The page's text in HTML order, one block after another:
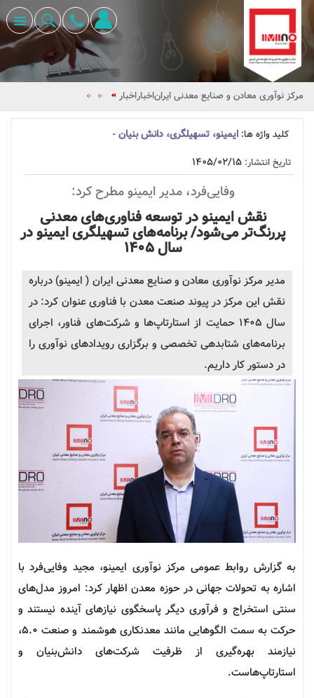
مرکز نوآوری معادن و صنایع معدنی ایراناخباراخبار
کلید واژه ها: ایمینو، تسهیلگری، دانش بنیان-
تاریخ انتشار: ۱۴۰۵/۰۲/۱۵
وفایی‌فرد، مدیر ایمینومطرح کرد:
نقشایمینودر توسعه فناوری‌های معدنی
پررنگ‌تر می‌شود/ برنامه‌هایتسهیلگریایمینودر
سال ۱۴۰۵
مدیر مرکز نوآوری معادن و صنایع معدنی ایران ( ایمینو) درباره
نقش این مرکز در پیوند صنعت معدن با فناوری عنوان کرد: در
سال ۱۴۰۵ حمایت از استارتاپ‌ها و شرکت‌های فناور، اجرای
برنامه‌های شتابدهی تخصصی و برگزاری رویدادهای نوآوری را
در دستور کار داریم.
به گزارش روابط عمومی مرکز نوآوری ایمینو، مجید وفایی‌فرد با
اشاره به تحولات جهانی در حوزه معدن اظهار کرد: امروز مدل‌های
سنتی استخراج و فرآوری دیگر پاسخگوی نیازهای آینده نیستند و
حرکت به سمت الگوهایی مانند معدنکاری هوشمند و صنعت ۵.۰،
نیازمند بهره‌گیری از ظرفیت شرکت‌های دانش‌بنیان و
استارتاپ‌هاست.